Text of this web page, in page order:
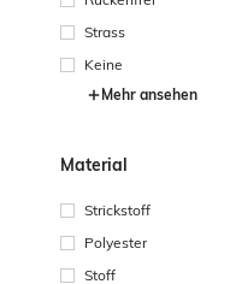
Strass
Keine
Mehr ansehen
Material
Strickstoff
Polyester
Stoff